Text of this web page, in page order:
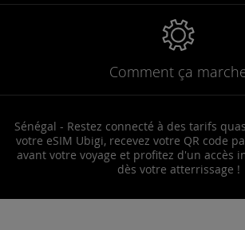
Comment ça
Sénégal - Restez connecté à des tarifs
votre eSIM Ubigi, recevez votre QR code
avant votre voyage et profitez d'un accès
dès votre atterrissage !